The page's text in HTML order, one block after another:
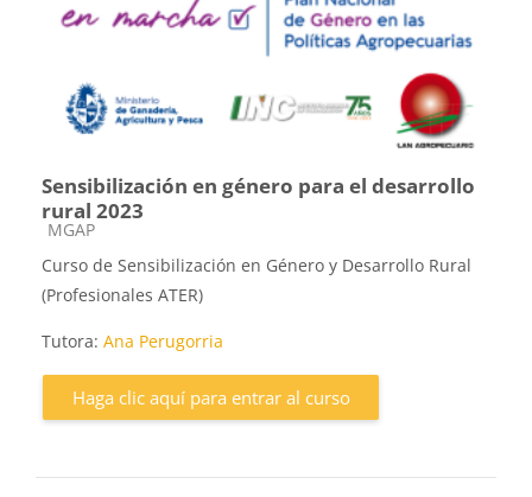
Sensibilización en género para el desarrollo
rural 2023
Categoría de cursos
MGAP
Curso de Sensibilización en Género y Desarrollo Rural
(Profesionales ATER)
Tutora: Ana Perugorria
Haga clic aquí para entrar al curso